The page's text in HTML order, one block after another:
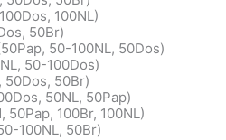
100NL)
50Br)
50-100NL, 50Dos)
50-100Dos)
50Dos, 50Br)
50NL, 50Pap)
100Br, 100NL)
100NL, 50Br)